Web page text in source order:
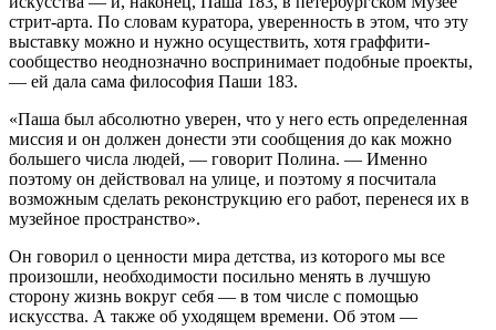
стрит-арта. По словам куратора, уверенность в этом, что эту
выставку можно и нужно осуществить, хотя граффити-
сообщество неоднозначно воспринимает подобные проекты,
— ей дала сама философия Паши 183.
«Паша был абсолютно уверен, что у него есть определенная
миссия и он должен донести эти сообщения до как можно
большего числа людей, — говорит Полина. — Именно
поэтому он действовал на улице, и поэтому я посчитала
возможным сделать реконструкцию его работ, перенеся их в
музейное пространство».
Он говорил о ценности мира детства, из которого мы все
произошли, необходимости посильно менять в лучшую
сторону жизнь вокруг себя — в том числе с помощью
искусства. А также об уходящем времени. Об этом —